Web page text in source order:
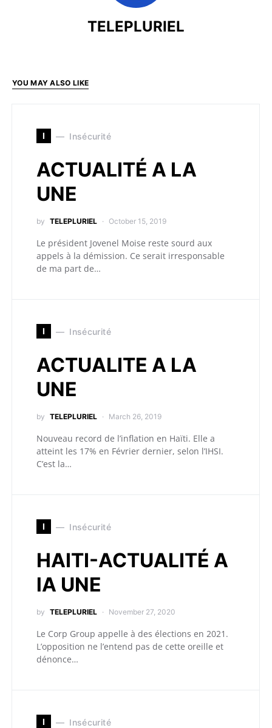
TELEPLURIEL
YOU MAY ALSO LIKE
I Insécurité
ACTUALITÉ A LA
UNE
by TELEPLURIEL October 15, 2019
Le président Jovenel Moise reste sourd aux
appels à la démission. Ce serait irresponsable
de ma part de…
I Insécurité
ACTUALITE A LA
UNE
by TELEPLURIEL March 26, 2019
Nouveau record de l’inflation en Haïti. Elle a
atteint les 17% en Février dernier, selon l’IHSI.
C’est la…
I Insécurité
HAITI-ACTUALITÉ A
lA UNE
by TELEPLURIEL November 27, 2020
Le Corp Group appelle à des élections en 2021.
L’opposition ne l’entend pas de cette oreille et
dénonce…
I Insécurité